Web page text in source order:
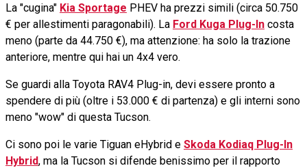
La "cugina" Kia Sportage PHEV ha prezzi simili (circa 50.750
€ per allestimenti paragonabili). La Ford Kuga Plug-In costa
meno (parte da 44.750 €), ma attenzione: ha solo la trazione
anteriore, mentre qui hai un 4x4 vero.
Se guardi alla Toyota RAV4 Plug-in, devi essere pronto a
spendere di più (oltre i 53.000 € di partenza) e gli interni sono
meno "wow" di questa Tucson.
Ci sono poi le varie Tiguan eHybrid e Skoda Kodiaq Plug-In
Hybrid, ma la Tucson si difende benissimo per il rapporto